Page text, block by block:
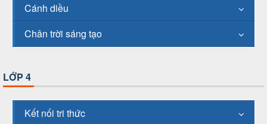
Cánh diều
Chân trời sáng tạo
LỚP 4
Kết nối tri thức